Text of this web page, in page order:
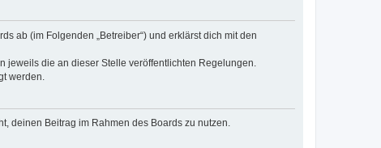
ab (im Folgenden „Betreiber“) und erklärst dich mit den
jeweils die an dieser Stelle veröffentlichten Regelungen.
werden.
deinen Beitrag im Rahmen des Boards zu nutzen.